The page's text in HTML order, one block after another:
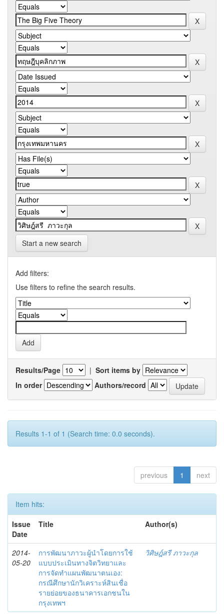
Start a new search
Add filters:
Use filters to refine the search results.
Results/Page | Sort items by
In order
Authors/record
Results 1-1 of 1 (Search time: 0.0 seconds).
previous 1 next
Item hits:
Issue
Date
Title Author(s)
2014-
05-20
การพัฒนาภาวะผู้นำโดยการใช้
แบบประเมินทางจิตวิทยาและ
การจัดทำแผนพัฒนาตนเอง:
กรณีศึกษานักวิเคราะห์สินเชื่อ
รายย่อยของธนาคารเอกชนใน
กรุงเทพฯ
วิศิษฎ์สรี ภาวะกุล